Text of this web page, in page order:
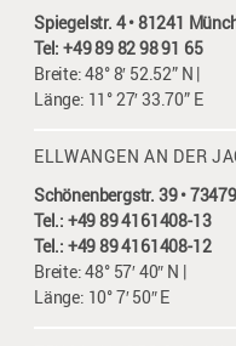
Spiegelstr. 4 • 81241
Tel: +49 89 82 98 91 65
Breite: 48° 8′ 52.52” N |
Länge: 11° 27′ 33.70” E
ELLWANGEN AN DER
Schönenbergstr. 39 •
Tel.: +49 89 4161408-13
Tel.: +49 89 4161408-12
Breite: 48° 57′ 40″ N |
Länge: 10° 7′ 50″ E